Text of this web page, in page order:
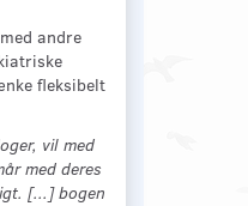
andre
fleksibelt
vil med
med deres
[...] bogen